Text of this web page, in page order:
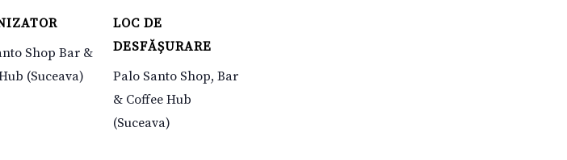
Shop Bar &
(Suceava)
LOC DE
DESFĂȘURARE
Palo Santo Shop, Bar
& Coffee Hub
(Suceava)